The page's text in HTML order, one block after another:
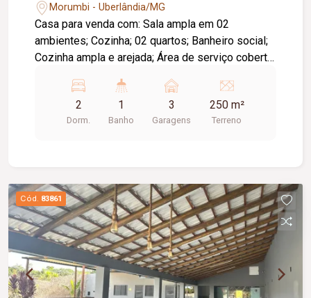
Morumbi - Uberlândia/MG
Casa para venda com: Sala ampla em 02
ambientes; Cozinha; 02 quartos; Banheiro social;
Cozinha ampla e arejada; Área de serviço coberta;
Garagem para 03 carros;
2
Dorm.
1
Banho
3
Garagens
250 m²
Terreno
Cód. 83861